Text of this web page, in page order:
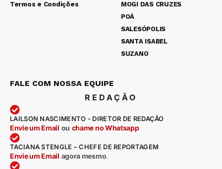
Termos e Condições
MOGI DAS CRUZES
POÁ
SALESÓPOLIS
SANTA ISABEL
SUZANO
FALE COM NOSSA EQUIPE
REDAÇÃO
LAILSON NASCIMENTO - DIRETOR DE REDAÇÃO
Envie um Email ou chame no Whatsapp
TACIANA STENGLE – CHEFE DE REPORTAGEM
Envie um Email agora mesmo.